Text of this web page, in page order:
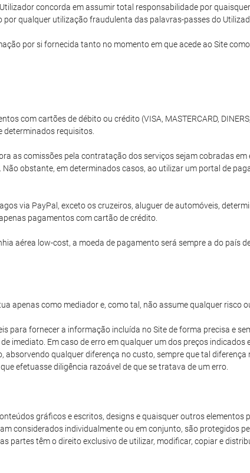
concorda em assumir total responsabilidade por
qualquer utilização fraudulenta das palavras-passes do
por si fornecida tanto no momento em que acede ao Site
com cartões de débito ou crédito (VISA, MASTERCARD,
determinados requisitos.
as comissões pela contratação dos serviços sejam cobradas em
obstante, em determinados casos, ao utilizar um portal de
via PayPal, exceto os cruzeiros, aluguer de automóveis,
pagamentos com cartão de crédito.
aérea low-cost, a moeda de pagamento será sempre a do país
apenas como mediador e, como tal, não assume qualquer risco
para fornecer a informação incluída no Site de forma precisa e
imediato. Em caso de erro em qualquer um dos preços
absorvendo qualquer diferença no custo, sempre que tal
efetuasse diligência razoável de que se tratava de um erro.
gráficos e escritos, designs e quaisquer outros
considerados individualmente ou em conjunto, são protegidos
partes têm o direito exclusivo de utilizar, modificar, copiar e